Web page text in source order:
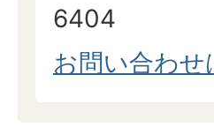
6404
お問い合わせ